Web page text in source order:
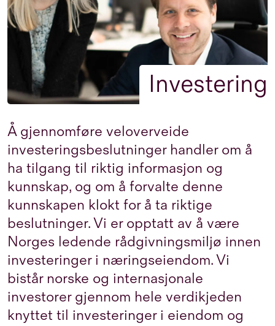
Investering
Å gjennomføre veloverveide
investeringsbeslutninger handler om å
ha tilgang til riktig informasjon og
kunnskap, og om å forvalte denne
kunnskapen klokt for å ta riktige
beslutninger. Vi er opptatt av å være
Norges ledende rådgivningsmiljø innen
investeringer i næringseiendom. Vi
bistår norske og internasjonale
investorer gjennom hele verdikjeden
knyttet til investeringer i eiendom og